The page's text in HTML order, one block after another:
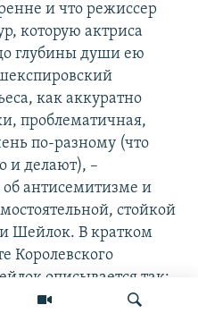
и что режиссер
которую актриса
глубины души ею
как аккуратно
проблематичная,
по-разному (что
и делают), –
об антисемитизме и
стойкой
Шейлок. В кратком
Королевского
описывается так: